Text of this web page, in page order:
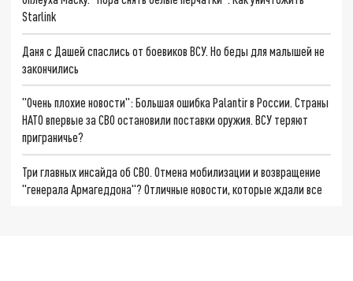
Starlink
Даня с Дашей спаслись от боевиков ВСУ. Но беды для малышей не
закончились
"Очень плохие новости": Большая ошибка Palantir в России. Страны
НАТО впервые за СВО остановили поставки оружия. ВСУ теряют
приграничье?
Три главных инсайда об СВО. Отмена мобилизации и возвращение
"генерала Армагеддона"? Отличные новости, которые ждали все